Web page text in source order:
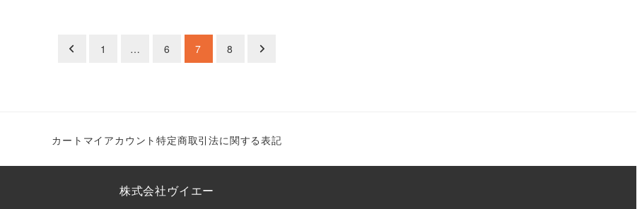
1 … 6 7 8
カート マイアカウント特定商取引法に関する表記
株式会社ヴイエー